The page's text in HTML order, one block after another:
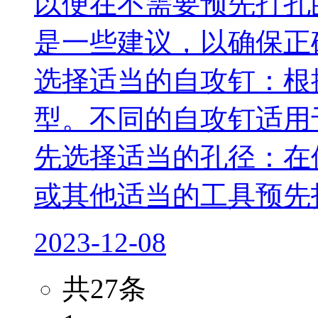
是一些建议，以确保
选择适当的自攻钉：
型。不同的自攻钉适
先选择适当的孔径：
或其他适当的工具预
2023-12-08
共27条